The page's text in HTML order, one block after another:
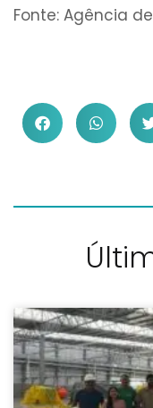
Fonte: Agência